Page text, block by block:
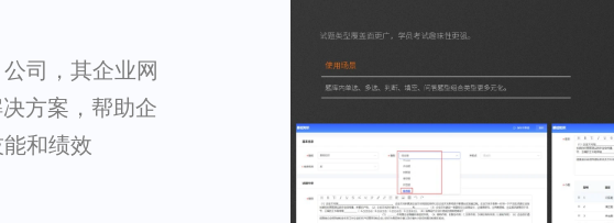
司，其企业网
方案，帮助企
和绩效